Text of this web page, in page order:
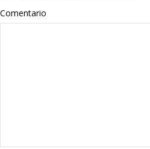
Multimedia
Comentario